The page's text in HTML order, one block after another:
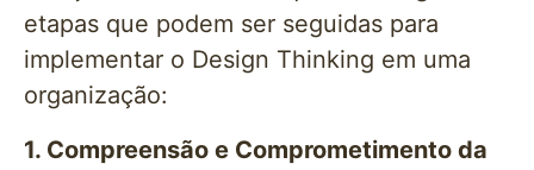
etapas que podem ser seguidas para
implementar o Design Thinking em uma
organização:
1. Compreensão e Comprometimento da